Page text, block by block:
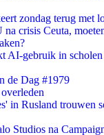
zondag terug met
na crisis Ceuta,
AI-gebruik in
de Dag #1979
in Rusland trouwen
Studios na